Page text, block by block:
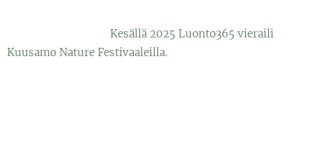
Kesällä 2025 Luonto365 vieraili
Kuusamo Nature Festivaaleilla.